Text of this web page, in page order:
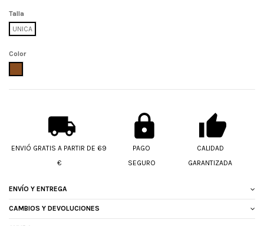
Talla
UNICA
Color
ENVIÓ GRATIS A PARTIR DE 69
€
PAGO
SEGURO
CALIDAD
GARANTIZADA
ENVÍO Y ENTREGA
CAMBIOS Y DEVOLUCIONES